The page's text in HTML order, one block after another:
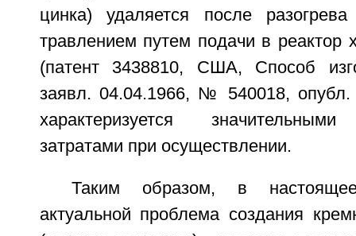
цинка) удаляется после
травлением путем подачи в реактор
(патент 3438810, США, Способ
заявл. 04.04.1966, № 540018, опубл.
характеризуется
затратами при осуществлении.
Таким образом, в
актуальной проблема создания